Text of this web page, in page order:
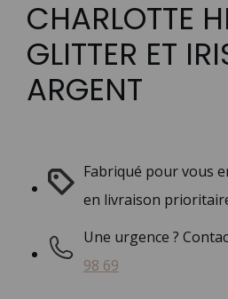
CHARLOTTE
GLITTER ET
ARGENT
Fabriqué pour vous
en livraison
Une urgence ?
98 69